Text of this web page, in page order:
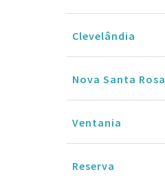
Clevelândia
Nova Santa Rosa
Ventania
Reserva